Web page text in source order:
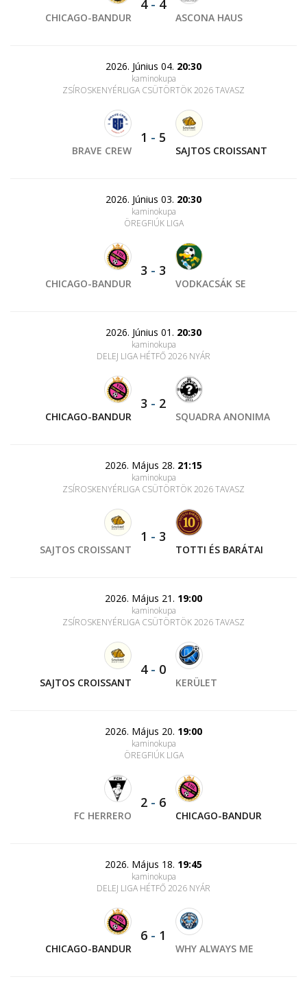
CHICAGO-BANDUR
4- 4
ASCONA HAUS
2026. Június 04. 20:30
kaminokupa
ZSÍROSKENYÉRLIGA CSÜTÖRTÖK 2026 TAVASZ
BRAVE CREW
1 - 5
SAJTOS CROISSANT
2026. Június 03. 20:30
kaminokupa
ÖREGFIÚK LIGA
CHICAGO-BANDUR
3 - 3
VODKACSÁK SE
2026. Június 01. 20:30
kaminokupa
DELEJ LIGA HÉTFŐ 2026 NYÁR
CHICAGO-BANDUR
3 - 2
SQUADRA ANONIMA
2026. Május 28. 21:15
kaminokupa
ZSÍROSKENYÉRLIGA CSÜTÖRTÖK 2026 TAVASZ
SAJTOS CROISSANT
1 - 3
TOTTI ÉS BARÁTAI
2026. Május 21. 19:00
kaminokupa
ZSÍROSKENYÉRLIGA CSÜTÖRTÖK 2026 TAVASZ
SAJTOS CROISSANT
4- 0
KERÜLET
2026. Május 20. 19:00
kaminokupa
ÖREGFIÚK LIGA
FC HERRERO
2 - 6
CHICAGO-BANDUR
2026. Május 18. 19:45
kaminokupa
DELEJ LIGA HÉTFŐ 2026 NYÁR
CHICAGO-BANDUR
6 - 1
WHY ALWAYS ME